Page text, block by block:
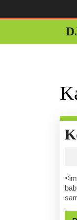
<img src="https://www.dj-slovenija.si/wp-content/uploads/2023/11/kompresijske-nogavice-in-moja-